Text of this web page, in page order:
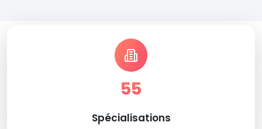
55
Spécialisations